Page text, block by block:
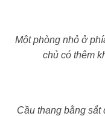
Một phòng nhỏ ở
chủ có thêm
Cầu thang bằng sắt